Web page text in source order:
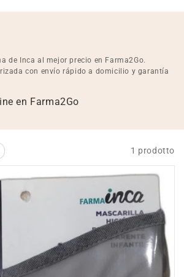
de Inca al mejor precio en Farma2Go.
con envío rápido a domicilio y garantía
en Farma2Go
1 prodotto